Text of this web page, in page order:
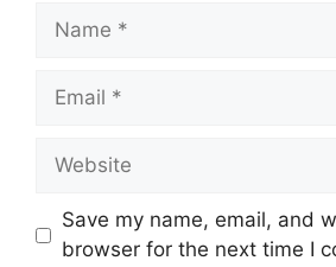
Name
Email
Website
Save my name, email, and
browser for the next time I